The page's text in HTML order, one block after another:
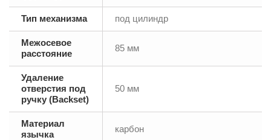
Тип механизма под цилиндр
Межосевое
расстояние
85 мм
Удаление
отверстия под
ручку (Backset)
50 мм
Материал
язычка
карбон